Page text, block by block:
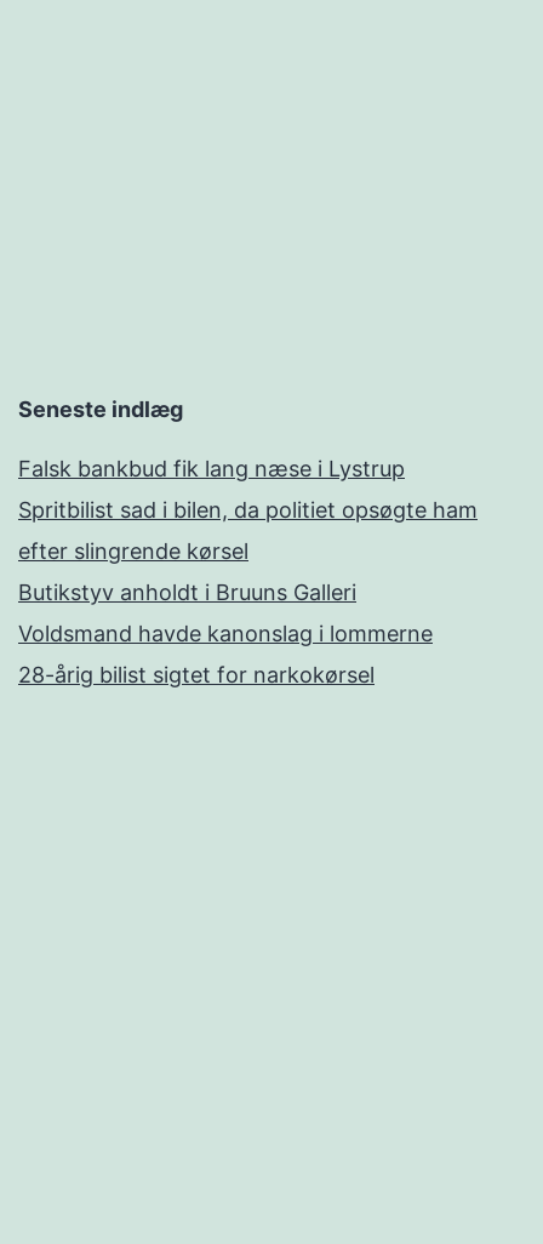
Seneste indlæg
Falsk bankbud fik lang næse i Lystrup
Spritbilist sad i bilen, da politiet opsøgte ham
efter slingrende kørsel
Butikstyv anholdt i Bruuns Galleri
Voldsmand havde kanonslag i lommerne
28-årig bilist sigtet for narkokørsel